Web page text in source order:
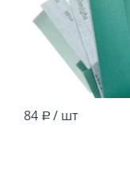
84 Р / шт